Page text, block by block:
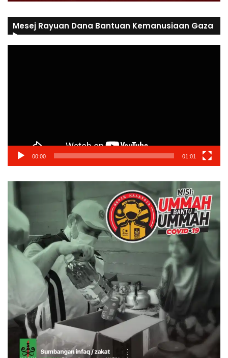
Mesej Rayuan Dana Bantuan Kemanusiaan Gaza
00:00 01:01